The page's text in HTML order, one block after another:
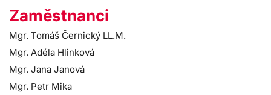
Zaměstnanci
Mgr. Tomáš Černický LL.M.
Mgr. Adéla Hlinková
Mgr. Jana Janová
Mgr. Petr Mika